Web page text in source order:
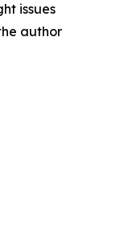
issues
author